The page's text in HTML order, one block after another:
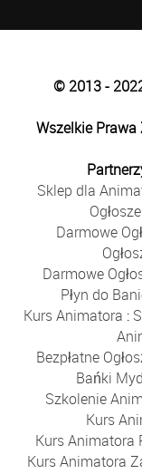
© 2013 -
Wszelkie
Sklep dla
Darmowe
Darmowe
Płyn do
Kurs Animatora :
Bezpłatne
Bańki
Szkolenie
Kurs
Kurs Animatora
Kurs Animatora